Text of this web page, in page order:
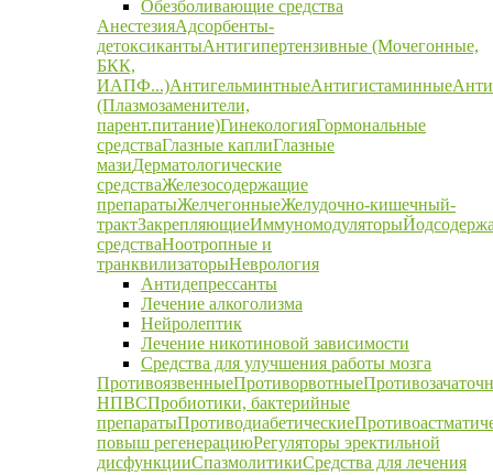
Обезболивающие средства
АнестезияАдсорбенты-
детоксикантыАнтигипертензивные (Мочегонные,
БКК,
ИАПФ...)АнтигельминтныеАнтигистаминные
(Плазмозаменители,
парент.питание)ГинекологияГормональные
средстваГлазные каплиГлазные
мазиДерматологические
средстваЖелезосодержащие
препаратыЖелчегонныеЖелудочно-кишечный-
трактЗакрепляющиеИммуномодуляторы
средстваНоотропные и
транквилизаторыНеврология
Антидепрессанты
Лечение алкоголизма
Нейролептик
Лечение никотиновой зависимости
Средства для улучшения работы мозга
ПротивоязвенныеПротиворвотные
НПВСПробиотики, бактерийные
препаратыПротиводиабетические
повыш регенерациюРегуляторы эректильной
дисфункцииСпазмолитикиСредства для лечения